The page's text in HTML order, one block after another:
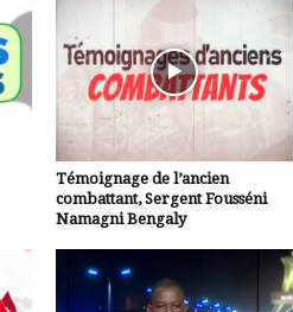
Témoignage de l’ancien
combattant, Sergent Fousséni
Namagni Bengaly